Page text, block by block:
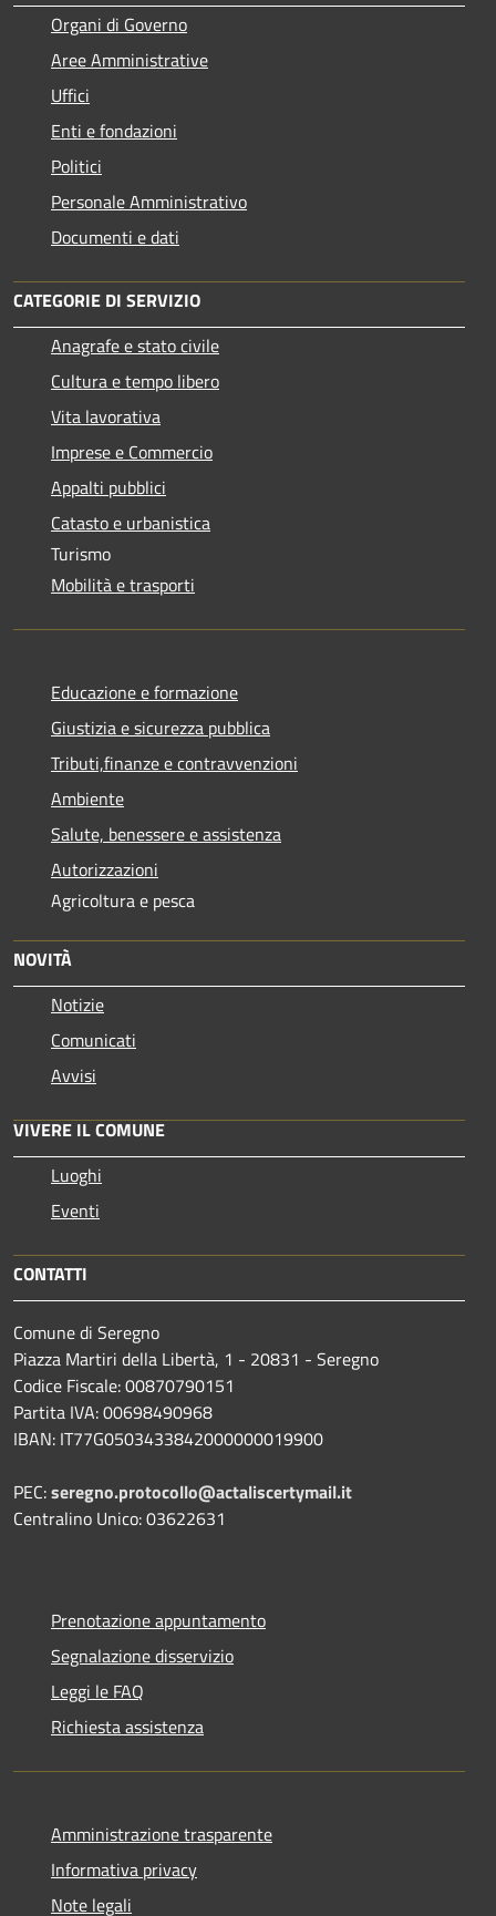
Organi di Governo
Aree Amministrative
Uffici
Enti e fondazioni
Politici
Personale Amministrativo
Documenti e dati
CATEGORIE DI SERVIZIO
Anagrafe e stato civile
Cultura e tempo libero
Vita lavorativa
Imprese e Commercio
Appalti pubblici
Catasto e urbanistica
Turismo
Mobilità e trasporti
Educazione e formazione
Giustizia e sicurezza pubblica
Tributi,finanze e contravvenzioni
Ambiente
Salute, benessere e assistenza
Autorizzazioni
Agricoltura e pesca
NOVITÀ
Notizie
Comunicati
Avvisi
VIVERE IL COMUNE
Luoghi
Eventi
CONTATTI
Comune di Seregno
Piazza Martiri della Libertà, 1 - 20831 - Seregno
Codice Fiscale: 00870790151
Partita IVA: 00698490968
IBAN: IT77G0503433842000000019900
PEC:seregno.protocollo@actaliscertymail.it
Centralino Unico: 03622631
Prenotazione appuntamento
Segnalazione disservizio
Leggi le FAQ
Richiesta assistenza
Amministrazione trasparente
Informativa privacy
Note legali